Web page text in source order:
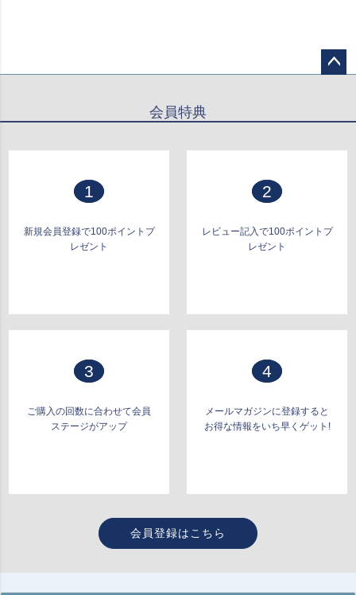
会員特典
1
新規会員登録で100ポイントプ
レゼント
2
レビュー記入で100ポイントプ
レゼント
3
ご購入の回数に合わせて会員
ステージがアップ
4
メールマガジンに登録すると
お得な情報をいち早くゲット!
会員登録はこちら